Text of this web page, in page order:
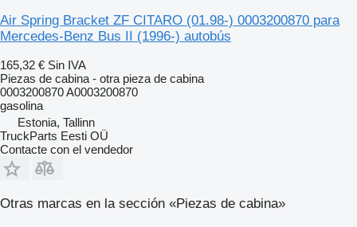
Air Spring Bracket ZF CITARO (01.98-) 0003200870 para
Mercedes-Benz Bus II (1996-) autobús
165,32 € Sin IVA
Piezas de cabina - otra pieza de cabina
0003200870 A0003200870
gasolina
Estonia, Tallinn
TruckParts Eesti OÜ
Contacte con el vendedor
Otras marcas en la sección «Piezas de cabina»